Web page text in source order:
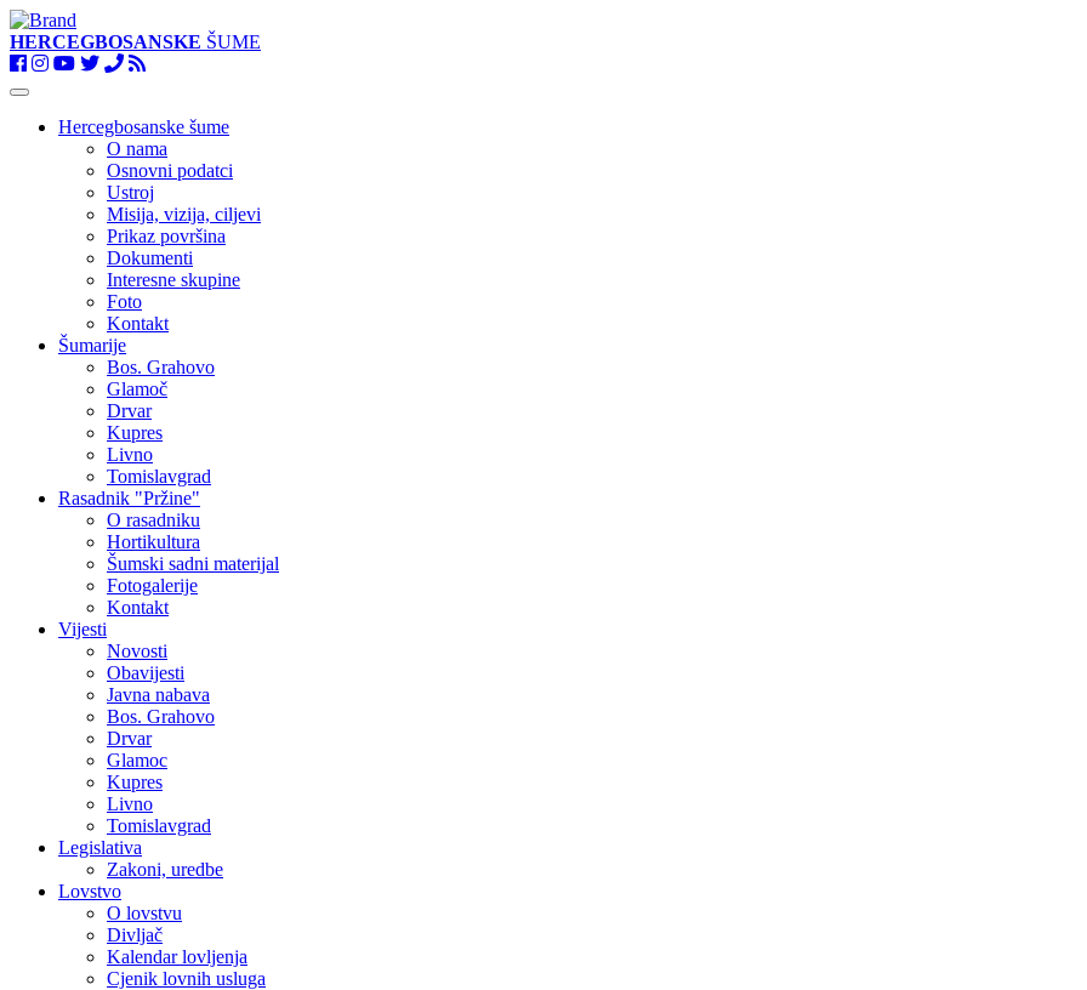
HERCEGBOSANSKE ŠUME
Toggle
navigationHercegbosanske šume
O nama
Osnovni podatci
Ustroj
Misija, vizija, ciljevi
Prikaz površina
Dokumenti
Interesne skupine
Foto
Kontakt
Šumarije
Bos. Grahovo
Glamoč
Drvar
Kupres
Livno
Tomislavgrad
Rasadnik "Pržine"
O rasadniku
Hortikultura
Šumski sadni materijal
Fotogalerije
Kontakt
Vijesti
Novosti
Obavijesti
Javna nabava
Bos. Grahovo
Drvar
Glamoc
Kupres
Livno
Tomislavgrad
Legislativa
Zakoni, uredbe
Lovstvo
O lovstvu
Divljač
Kalendar lovljenja
Cjenik lovnih usluga